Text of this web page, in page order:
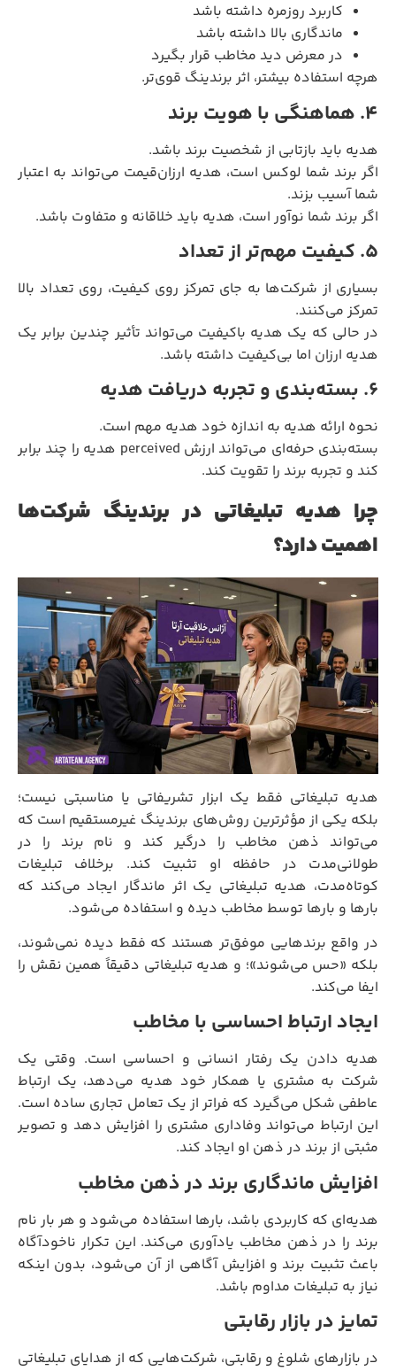
کاربرد روزمره داشته باشد
ماندگاری بالا داشته باشد
در معرض دید مخاطب قرار بگیرد
هرچه استفاده بیشتر، اثر برندینگ قوی‌تر.
۴. هماهنگی با هویت برند
هدیه باید بازتابی از شخصیت برند باشد.
اگر برند شما لوکس است، هدیه ارزان‌قیمت می‌تواند به اعتبار
شما آسیب بزند.
اگر برند شما نوآور است، هدیه باید خلاقانه و متفاوت باشد.
۵. کیفیت مهم‌تر از تعداد
بسیاری از شرکت‌ها به جای تمرکز روی کیفیت، روی تعداد بالا
تمرکز می‌کنند.
در حالی که یک هدیه باکیفیت می‌تواند تأثیر چندین برابر یک
هدیه ارزان اما بی‌کیفیت داشته باشد.
۶. بسته‌بندی و تجربه دریافت هدیه
نحوه ارائه هدیه به اندازه خود هدیه مهم است.
بسته‌بندی حرفه‌ای می‌تواند ارزش perceived هدیه را چند برابر
کند و تجربه برند را تقویت کند.
چرا هدیه تبلیغاتی در برندینگ شرکت‌ها
اهمیت دارد؟
هدیه تبلیغاتی فقط یک ابزار تشریفاتی یا مناسبتی نیست؛
بلکه یکی از مؤثرترین روش‌های برندینگ غیرمستقیم است که
می‌تواند ذهن مخاطب را درگیر کند و نام برند را در
طولانی‌مدت در حافظه او تثبیت کند. برخلاف تبلیغات
کوتاه‌مدت، هدیه تبلیغاتی یک اثر ماندگار ایجاد می‌کند که
بارها و بارها توسط مخاطب دیده و استفاده می‌شود.
در واقع برندهایی موفق‌تر هستند که فقط دیده نمی‌شوند،
بلکه «حس می‌شوند»؛ و هدیه تبلیغاتی دقیقاً همین نقش را
ایفا می‌کند.
ایجاد ارتباط احساسی با مخاطب
هدیه دادن یک رفتار انسانی و احساسی است. وقتی یک
شرکت به مشتری یا همکار خود هدیه می‌دهد، یک ارتباط
عاطفی شکل می‌گیرد که فراتر از یک تعامل تجاری ساده است.
این ارتباط می‌تواند وفاداری مشتری را افزایش دهد و تصویر
مثبتی از برند در ذهن او ایجاد کند.
افزایش ماندگاری برند در ذهن مخاطب
هدیه‌ای که کاربردی باشد، بارها استفاده می‌شود و هر بار نام
برند را در ذهن مخاطب یادآوری می‌کند. این تکرار ناخودآگاه
باعث تثبیت برند و افزایش آگاهی از آن می‌شود، بدون اینکه
نیاز به تبلیغات مداوم باشد.
تمایز در بازار رقابتی
در بازارهای شلوغ و رقابتی، شرکت‌هایی که از هدایای تبلیغاتی